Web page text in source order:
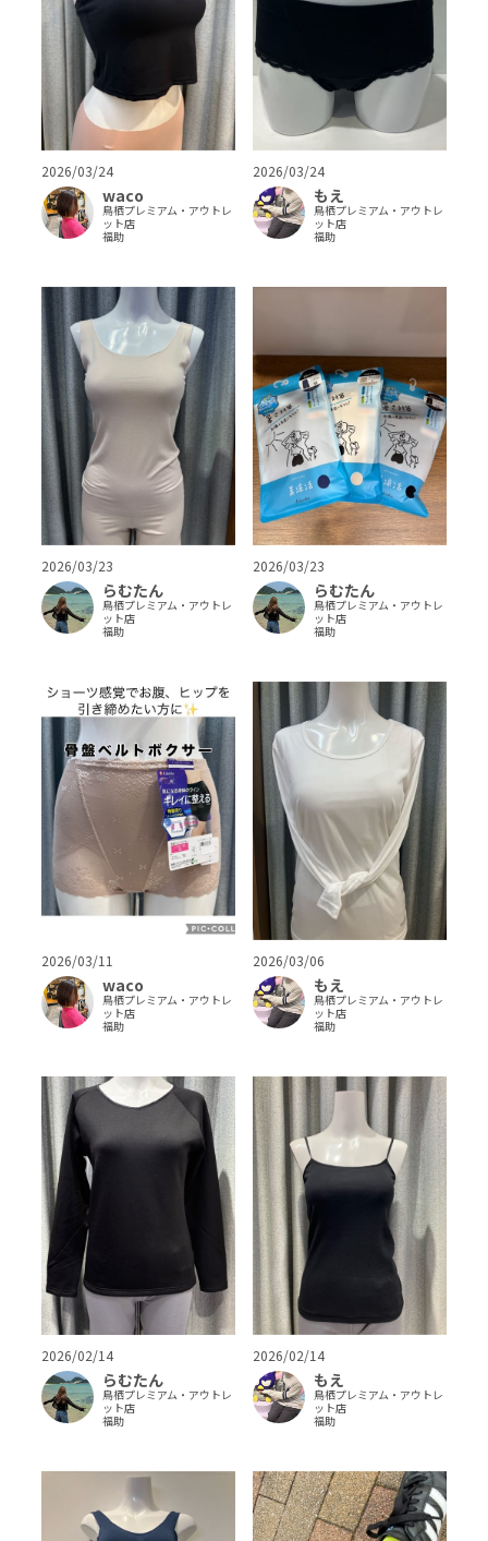
2026/03/24
waco
鳥栖プレミアム・アウトレ
ット店
福助
2026/03/24
もえ
鳥栖プレミアム・アウトレ
ット店
福助
2026/03/23
らむたん
鳥栖プレミアム・アウトレ
ット店
福助
2026/03/23
らむたん
鳥栖プレミアム・アウトレ
ット店
福助
2026/03/11
waco
鳥栖プレミアム・アウトレ
ット店
福助
2026/03/06
もえ
鳥栖プレミアム・アウトレ
ット店
福助
2026/02/14
らむたん
鳥栖プレミアム・アウトレ
ット店
福助
2026/02/14
もえ
鳥栖プレミアム・アウトレ
ット店
福助